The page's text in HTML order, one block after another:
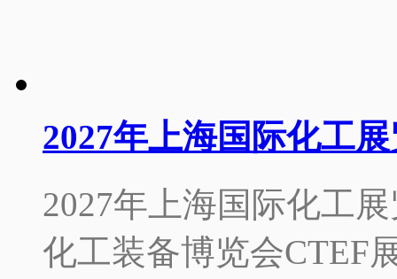
2027年上海国际化工
2027年上海国际化工
化工装备博览会CTEF